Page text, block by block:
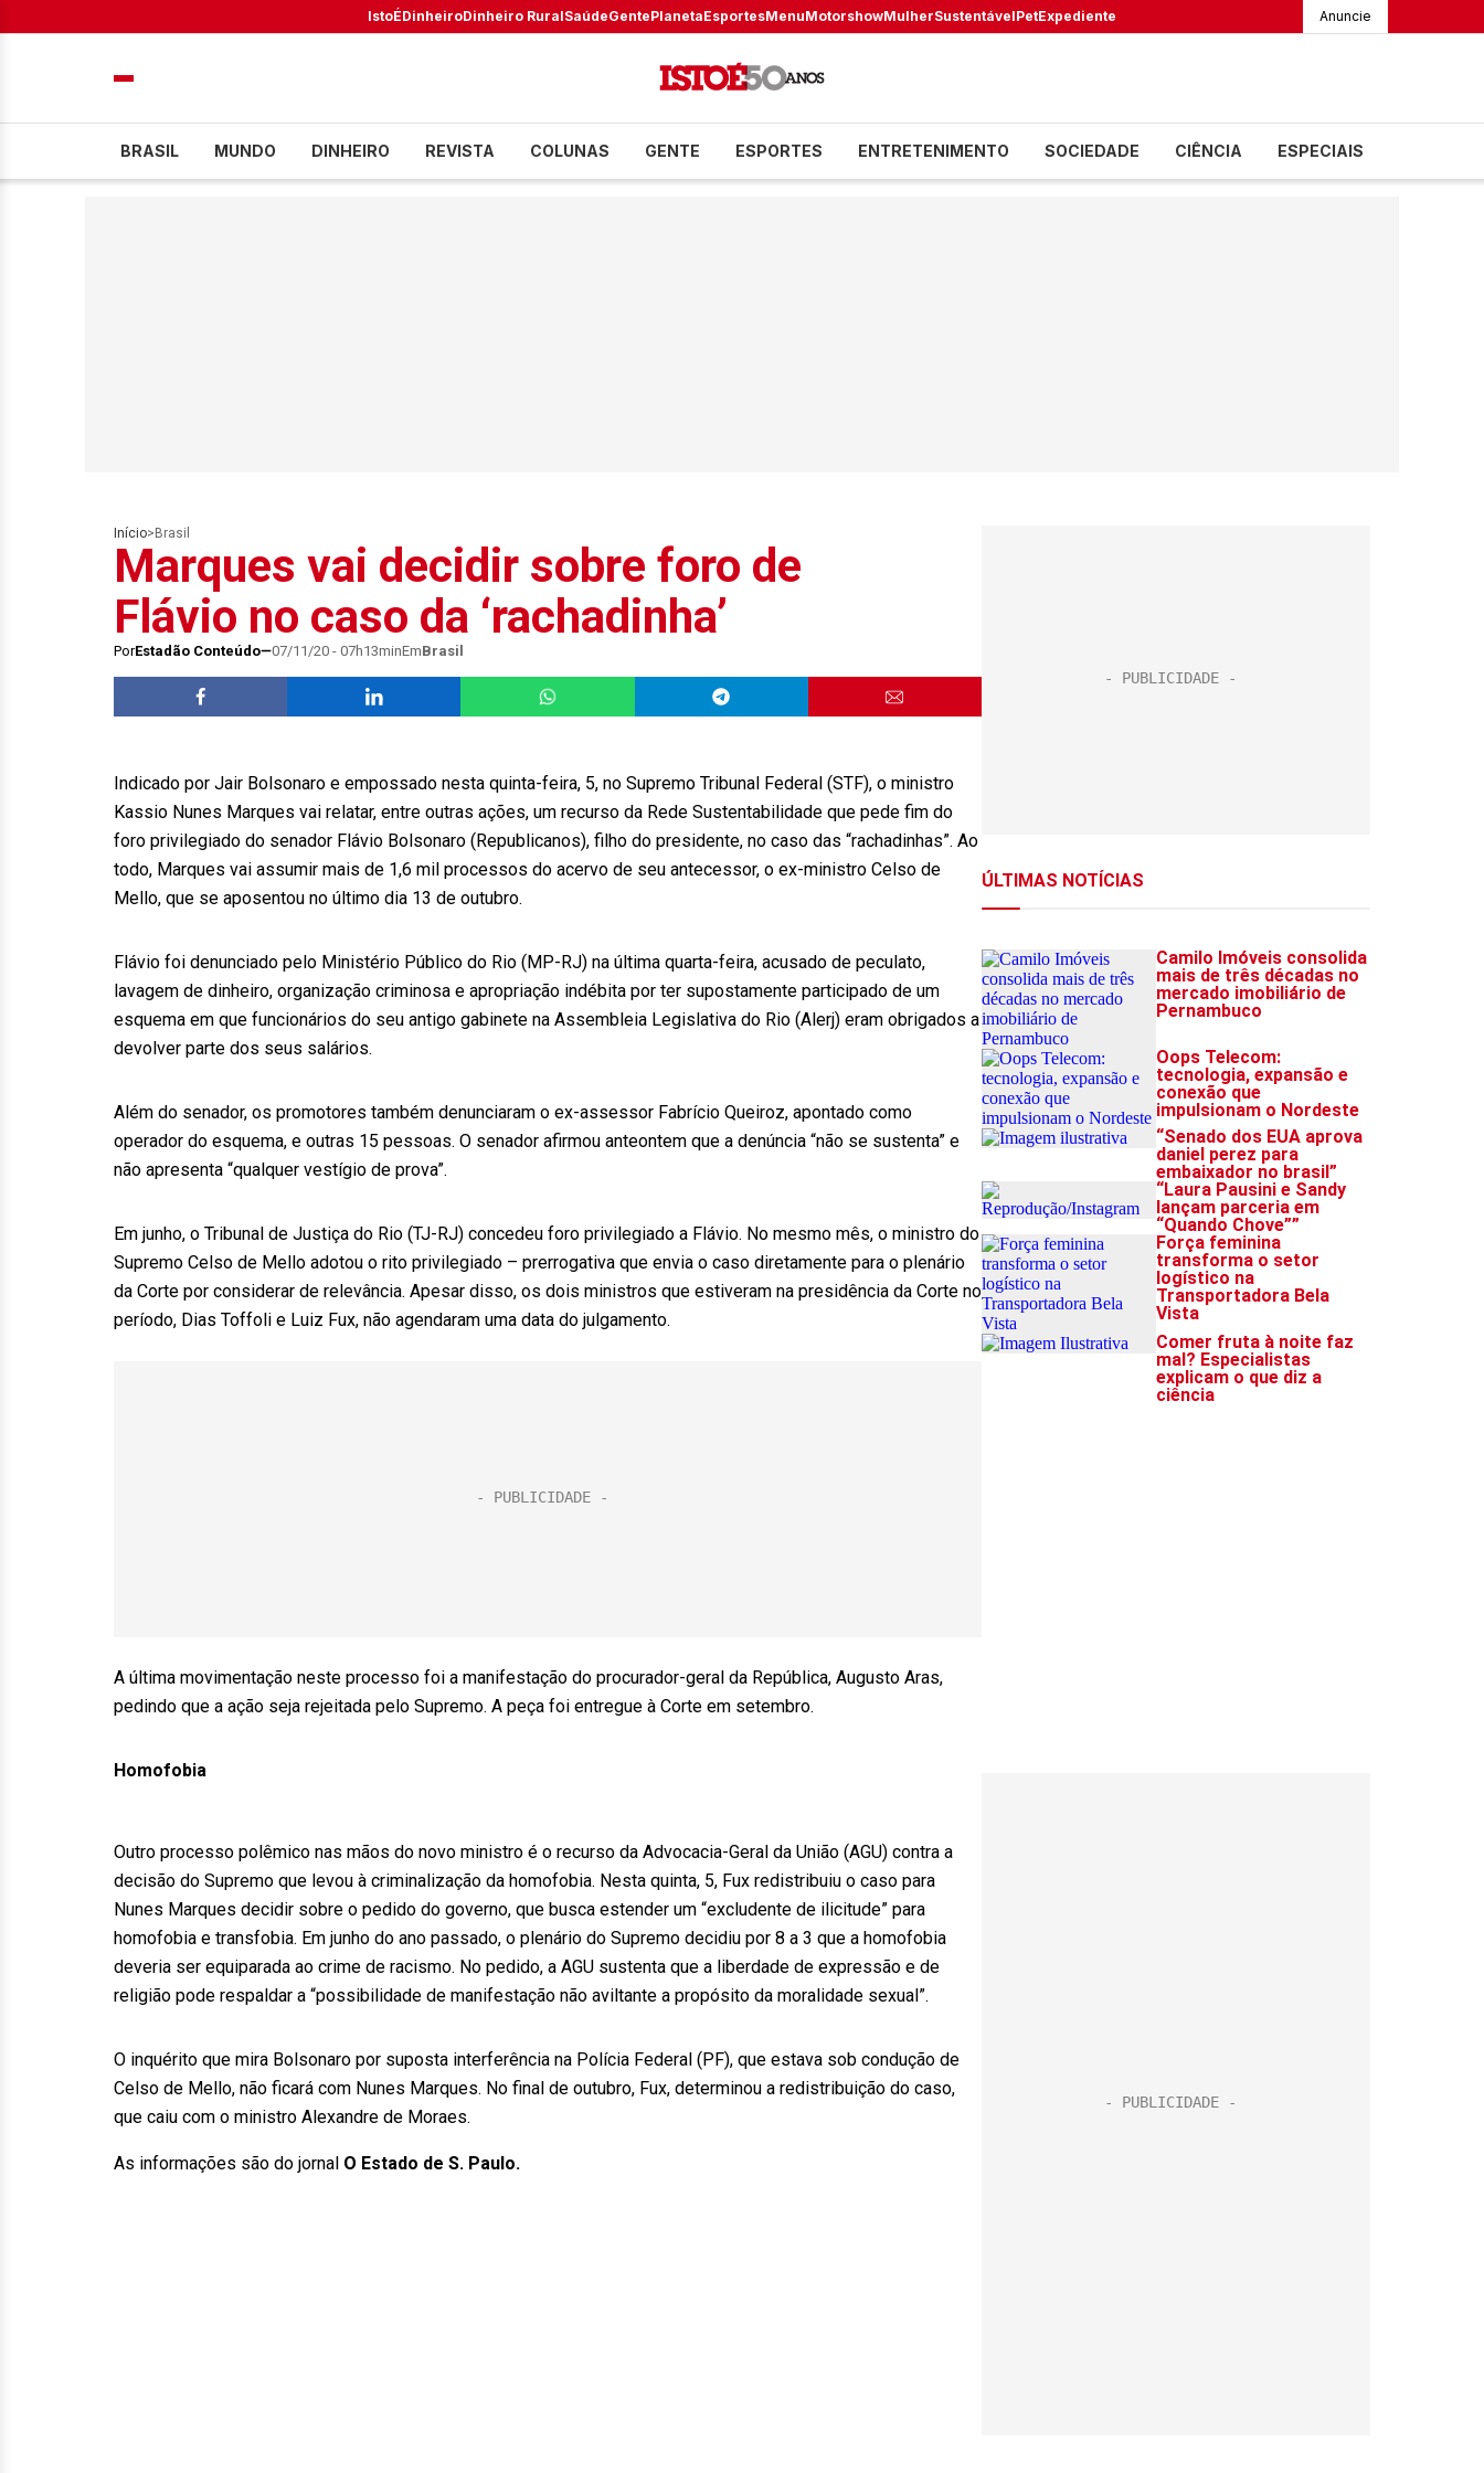
IstoÉDinheiroDinheiro RuralSaúdeGentePlanetaEsportesMenuMotorshowMulherSustentávelPetExpediente Anuncie
BRASIL MUNDO DINHEIRO REVISTA COLUNAS GENTE ESPORTES ENTRETENIMENTO SOCIEDADE CIÊNCIA ESPECIAIS
Início> Brasil
Marques vai decidir sobre foro de
Flávio no caso da ‘rachadinha’
PorEstadão Conteúdo 07/11/20 - 07h13minEmBrasil
Indicado por Jair Bolsonaro e empossado nesta quinta-feira, 5, no Supremo Tribunal Federal (STF), o ministro
Kassio Nunes Marques vai relatar, entre outras ações, um recurso da Rede Sustentabilidade que pede fim do
foro privilegiado do senador Flávio Bolsonaro (Republicanos), filho do presidente, no caso das “rachadinhas”. Ao
todo, Marques vai assumir mais de 1,6 mil processos do acervo de seu antecessor, o ex-ministro Celso de
Mello, que se aposentou no último dia 13 de outubro.
Flávio foi denunciado pelo Ministério Público do Rio (MP-RJ) na última quarta-feira, acusado de peculato,
lavagem de dinheiro, organização criminosa e apropriação indébita por ter supostamente participado de um
esquema em que funcionários do seu antigo gabinete na Assembleia Legislativa do Rio (Alerj) eram obrigados a
devolver parte dos seus salários.
Além do senador, os promotores também denunciaram o ex-assessor Fabrício Queiroz, apontado como
operador do esquema, e outras 15 pessoas. O senador afirmou anteontem que a denúncia “não se sustenta” e
não apresenta “qualquer vestígio de prova”.
Em junho, o Tribunal de Justiça do Rio (TJ-RJ) concedeu foro privilegiado a Flávio. No mesmo mês, o ministro do
Supremo Celso de Mello adotou o rito privilegiado – prerrogativa que envia o caso diretamente para o plenário
da Corte por considerar de relevância. Apesar disso, os dois ministros que estiveram na presidência da Corte no
período, Dias Toffoli e Luiz Fux, não agendaram uma data do julgamento.
A última movimentação neste processo foi a manifestação do procurador-geral da República, Augusto Aras,
pedindo que a ação seja rejeitada pelo Supremo. A peça foi entregue à Corte em setembro.
Homofobia
Outro processo polêmico nas mãos do novo ministro é o recurso da Advocacia-Geral da União (AGU) contra a
decisão do Supremo que levou à criminalização da homofobia. Nesta quinta, 5, Fux redistribuiu o caso para
Nunes Marques decidir sobre o pedido do governo, que busca estender um “excludente de ilicitude” para
homofobia e transfobia. Em junho do ano passado, o plenário do Supremo decidiu por 8 a 3 que a homofobia
deveria ser equiparada ao crime de racismo. No pedido, a AGU sustenta que a liberdade de expressão e de
religião pode respaldar a “possibilidade de manifestação não aviltante a propósito da moralidade sexual”.
O inquérito que mira Bolsonaro por suposta interferência na Polícia Federal (PF), que estava sob condução de
Celso de Mello, não ficará com Nunes Marques. No final de outubro, Fux, determinou a redistribuição do caso,
que caiu com o ministro Alexandre de Moraes.
As informações são do jornal O Estado de S. Paulo.